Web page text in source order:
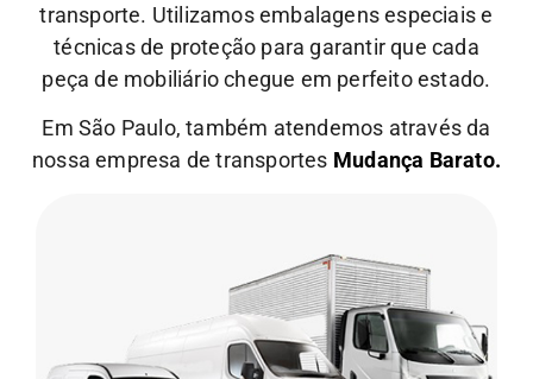
transporte. Utilizamos embalagens especiais e
técnicas de proteção para garantir que cada
peça de mobiliário chegue em perfeito estado.
Em São Paulo, também atendemos através da
nossa empresa de transportes Mudança Barato.